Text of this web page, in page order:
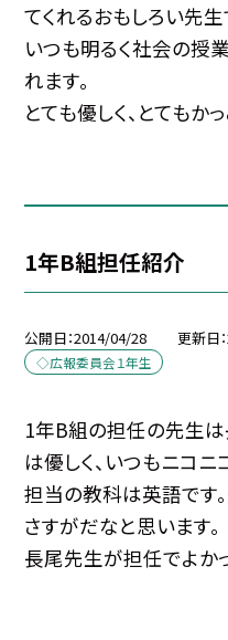
てくれるおもしろい先生
いつも明るく社会の授
れます。
とても優しく、とてもか
1年B組担任紹介
公開日 2014/04/28 更新日
◇広報委員会１年生
1年B組の担任の先生
は優しく、いつもニコニ
担当の教科は英語です
さすがだなと思います。
長尾先生が担任でよか